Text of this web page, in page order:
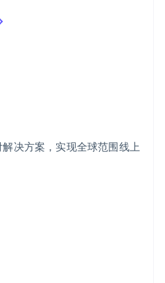
决方案，实现全球范围线上